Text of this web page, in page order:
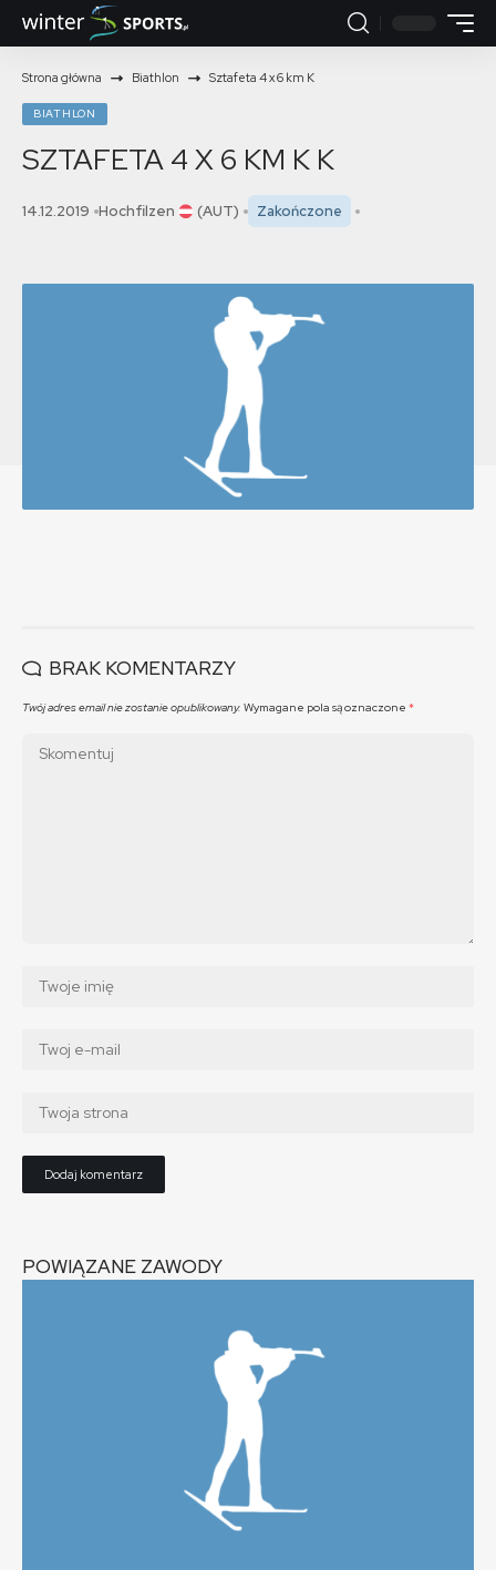
Strona główna Biathlon Sztafeta 4 x 6 km K
BIATHLON
SZTAFETA 4 X 6 KM K K
14.12.2019 Hochfilzen (AUT) Zakończone
BRAK KOMENTARZY
Twój adres email nie zostanie opublikowany. Wymagane pola są oznaczone *
POWIĄZANE ZAWODY